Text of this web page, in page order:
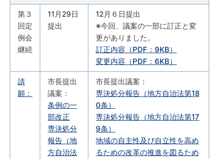
第３
回定
例会
継続
11月29日
提出
12月６日提出
※今回、議案の一部に訂正と変
更がありました。
訂正内容（PDF：9KB）
変更内容（PDF：6KB）
請
願：
市長提出
議案：
条例の一
部改正
専決処分
報告（地
方自治法
市長提出議案：
専決処分報告（地方自治法第18
0条）
専決処分報告（地方自治法第17
9条）
地域の自主性及び自立性を高め
るための改革の推進を図るため